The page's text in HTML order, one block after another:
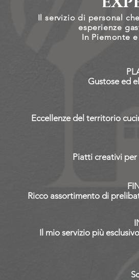
Il servizio di personal
esperienze
In Piemonte
Gustose ed
Eccellenze del territorio
Piatti creativi
Ricco assortimento di
Il mio servizio più